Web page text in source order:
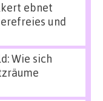
ebnet
und
Wie sich